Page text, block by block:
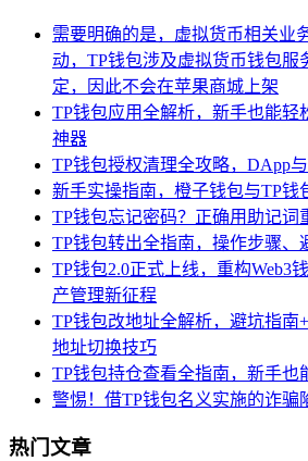
需要明确的是，虚拟货币相关业
动，TP钱包涉及虚拟货币钱包服
定，因此不会在苹果商城上架
TP钱包应用全解析，新手也能轻
神器
TP钱包授权清理全攻略，DApp
新手实操指南，橙子钱包与TP钱
TP钱包忘记密码？正确用助记词
TP钱包转出全指南，操作步骤、
TP钱包2.0正式上线，重构Web3
产管理新征程
TP钱包改地址全解析，避坑指南
地址切换技巧
TP钱包持仓查看全指南，新手也
警惕！借TP钱包名义实施的诈骗
热门文章